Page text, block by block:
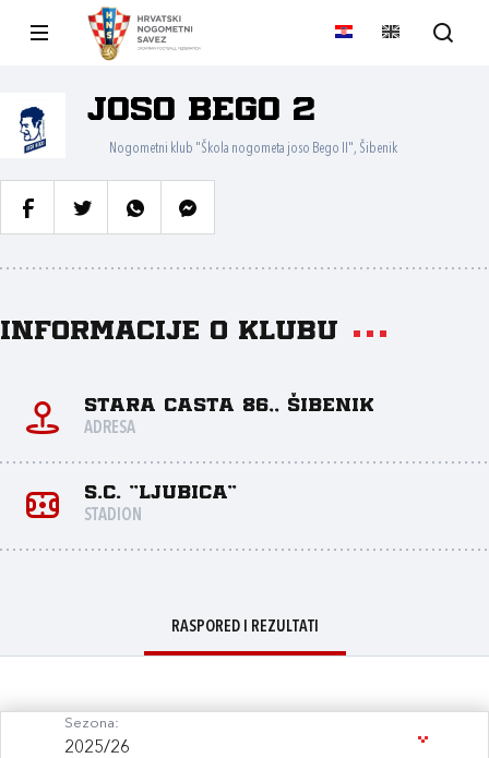
JOSO BEGO 2
Nogometni klub "Škola nogometa joso Bego II", Šibenik
Informacije o klubu
Stara casta 86,, Šibenik
ADRESA
S.C. "Ljubica"
STADION
RASPORED I REZULTATI
Sezona:
2025/26